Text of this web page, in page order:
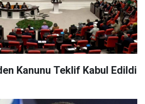
Kanunu Teklif Kabul Edildi